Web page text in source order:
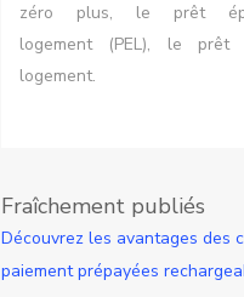
zéro plus, le prêt
logement (PEL), le prêt
logement.
Fraîchement publiés
Découvrez les avantages des
paiement prépayées